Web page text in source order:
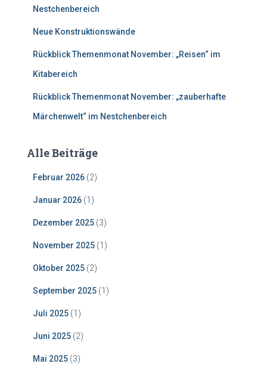
Nestchenbereich
Neue Konstruktionswände
Rückblick Themenmonat November: „Reisen“ im
Kitabereich
Rückblick Themenmonat November: „zauberhafte
Märchenwelt“ im Nestchenbereich
Alle Beiträge
Februar 2026 (2)
Januar 2026 (1)
Dezember 2025 (3)
November 2025 (1)
Oktober 2025 (2)
September 2025 (1)
Juli 2025 (1)
Juni 2025 (2)
Mai 2025 (3)